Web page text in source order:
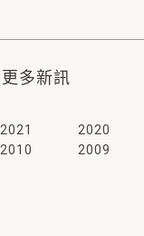
更多新訊
2021 2020
2010 2009